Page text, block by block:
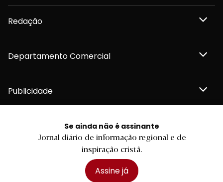
Se ainda não é assinante
Jornal diário de informação regional e de
inspiração cristã.
Assine já
Redação
Departamento Comercial
Publicidade
Privacidade e Cookies
Declaração de compromisso FSC®
Política de Confidencialidade